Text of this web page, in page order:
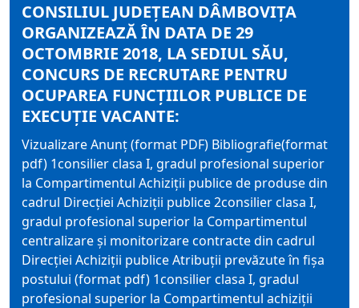
CONSILIUL JUDEŢEAN DÂMBOVIŢA
ORGANIZEAZĂ ÎN DATA DE 29
OCTOMBRIE 2018, LA SEDIUL SĂU,
CONCURS DE RECRUTARE PENTRU
OCUPAREA FUNCŢIILOR PUBLICE DE
EXECUŢIE VACANTE:
Vizualizare Anunț (format PDF) Bibliografie(format
pdf) 1consilier clasa I, gradul profesional superior
la Compartimentul Achiziții publice de produse din
cadrul Direcției Achiziții publice 2consilier clasa I,
gradul profesional superior la Compartimentul
centralizare și monitorizare contracte din cadrul
Direcției Achiziții publice Atribuții prevăzute în fișa
postului (format pdf) 1consilier clasa I, gradul
profesional superior la Compartimentul achiziții